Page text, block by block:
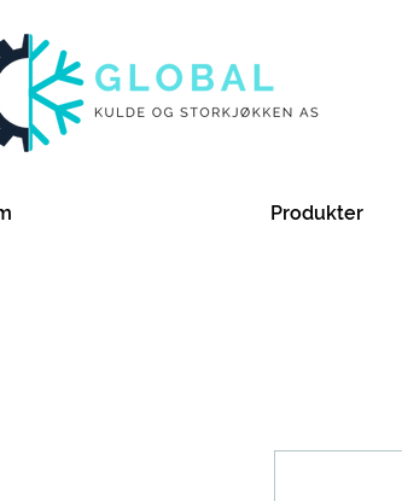
Produkter